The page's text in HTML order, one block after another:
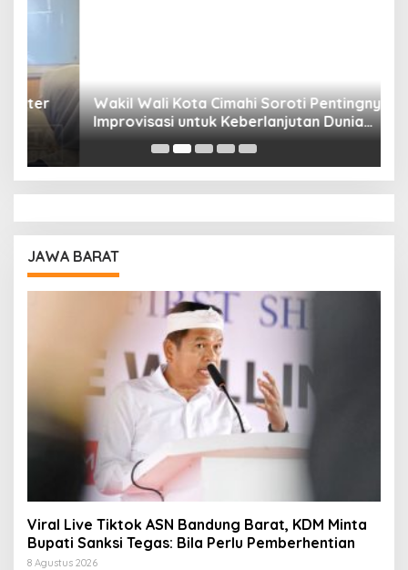
Wakil Wali Kota Cimahi Soroti Pentingnya
Improvisasi untuk Keberlanjutan Dunia
Pendidikan
JAWA BARAT
Viral Live Tiktok ASN Bandung Barat, KDM Minta
Bupati Sanksi Tegas: Bila Perlu Pemberhentian
8 Agustus 2026